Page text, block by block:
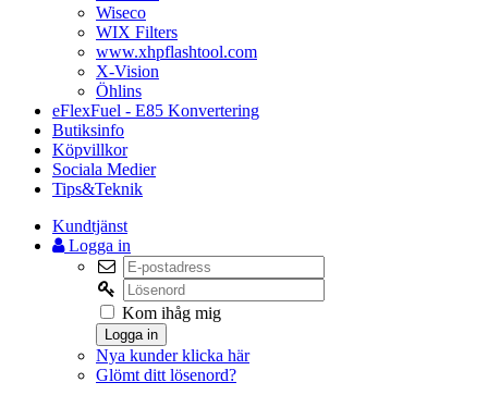
Wiseco
WIX Filters
www.xhpflashtool.com
X-Vision
Öhlins
eFlexFuel - E85 Konvertering
Butiksinfo
Köpvillkor
Sociala Medier
Tips&Teknik
Kundtjänst
Logga in
Kom ihåg mig
Logga in
Nya kunder klicka här
Glömt ditt lösenord?